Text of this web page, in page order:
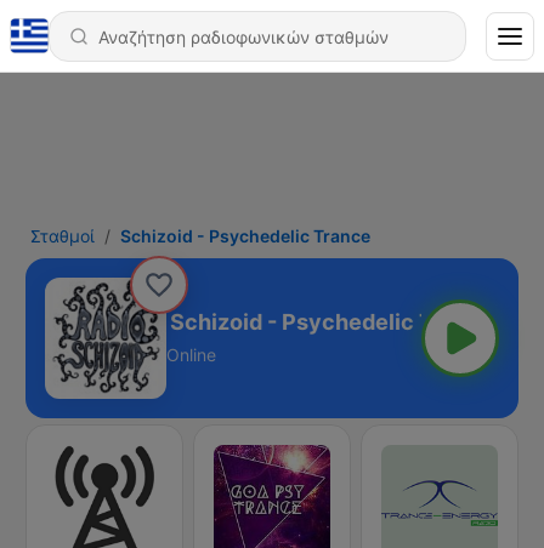
Σταθμοί Schizoid - Psychedelic Trance
Schizoid - Psychedelic Trance
Online